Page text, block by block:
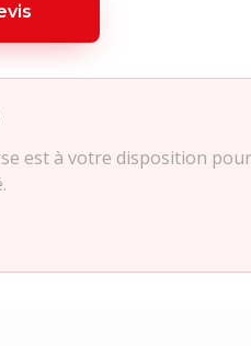
est à votre disposition